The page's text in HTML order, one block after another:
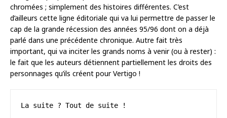
chromées ; simplement des histoires différentes. C’est
d’ailleurs cette ligne éditoriale qui va lui permettre de passer le
cap de la grande récession des années 95/96 dont on a déjà
parlé dans une précédente chronique. Autre fait très
important, qui va inciter les grands noms à venir (ou à rester) :
le fait que les auteurs détiennent partiellement les droits des
personnages qu’ils créent pour Vertigo !
La suite ? Tout de suite !